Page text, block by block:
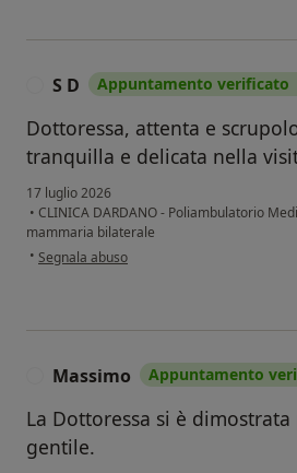
S D Appuntamento verificato
Dottoressa, attenta e
tranquilla e delicata nella
17 luglio 2026
• CLINICA DARDANO - Poliambulatorio
mammaria bilaterale
• secondo l'opinione dell'utente S D
Segnala abuso
Massimo Appuntamento
La Dottoressa si è
gentile.